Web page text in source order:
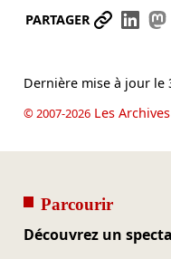
PARTAGER
Dernière mise à jour le
© 2007-2026Les
Parcourir
Découvrez un